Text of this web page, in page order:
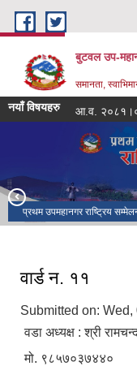
Skip to main content
बुटवल उप-
समानता,
नयाँ विषयहरु आ.व.
प्रथम उपमहानगर राष्ट्रिय
सपथ ग्रहण तथा पदस्थापन
वार्ड न. ११
Submitted on:
वडा अध्यक्ष : श्री
मो. ९८५७०३७४४०